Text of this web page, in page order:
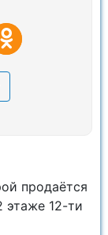
продаётся
этаже 12-ти